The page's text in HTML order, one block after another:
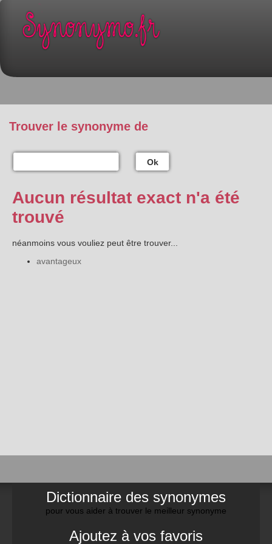
Trouver le synonyme de
Ok
Aucun résultat exact n'a été
trouvé
néanmoins vous vouliez peut être trouver...
avantageux
Dictionnaire des synonymes
pour vous aider à trouver le meilleur synonyme
Ajoutez à vos favoris